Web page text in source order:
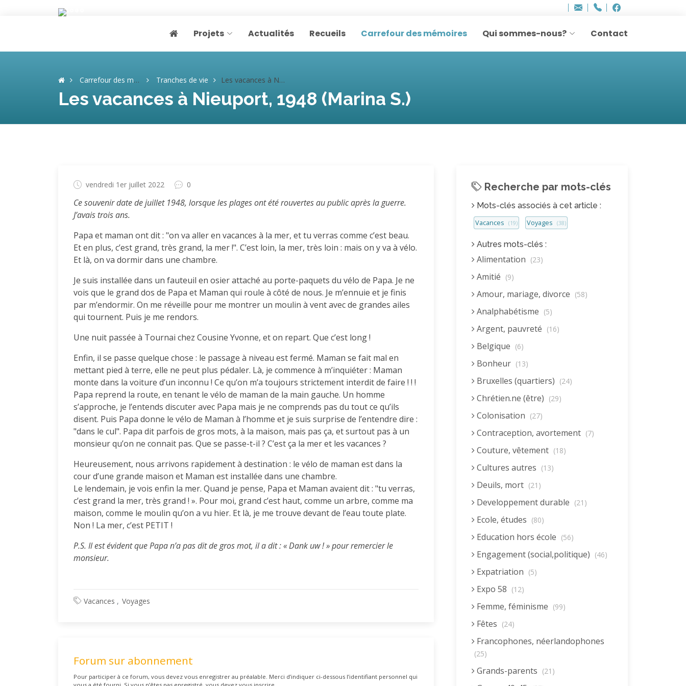
Adresse
mail
info..hâthe..
Tel.
Tel.
Page home
Projets Actualités Recueils Carrefour des mémoires Qui sommes-nous? Contact
Carrefour des mémoires Tranches de vie Les vacances à Nieuport, 1948 (Marina S.)
Les vacances à Nieuport, 1948 (Marina S.)
vendredi 1er juillet 2022 0
Ce souvenir date de juillet 1948, lorsque les plages ont été rouvertes au public après la guerre.
J’avais trois ans.
Papa et maman ont dit : "on va aller en vacances à la mer, et tu verras comme c’est beau.
Et en plus, c’est grand, très grand, la mer !". C’est loin, la mer, très loin : mais on y va à vélo.
Et là, on va dormir dans une chambre.
Je suis installée dans un fauteuil en osier attaché au porte-paquets du vélo de Papa. Je ne
vois que le grand dos de Papa et Maman qui roule à côté de nous. Je m’ennuie et je finis
par m’endormir. On me réveille pour me montrer un moulin à vent avec de grandes ailes
qui tournent. Puis je me rendors.
Une nuit passée à Tournai chez Cousine Yvonne, et on repart. Que c’est long !
Enfin, il se passe quelque chose : le passage à niveau est fermé. Maman se fait mal en
mettant pied à terre, elle ne peut plus pédaler. Là, je commence à m’inquiéter : Maman
monte dans la voiture d’un inconnu ! Ce qu’on m’a toujours strictement interdit de faire ! ! !
Papa reprend la route, en tenant le vélo de maman de la main gauche. Un homme
s’approche, je l’entends discuter avec Papa mais je ne comprends pas du tout ce qu’ils
disent. Puis Papa donne le vélo de Maman à l’homme et je suis surprise de l’entendre dire :
"dans le cul". Papa dit parfois de gros mots, à la maison, mais pas ça, et surtout pas à un
monsieur qu’on ne connait pas. Que se passe-t-il ? C’est ça la mer et les vacances ?
Heureusement, nous arrivons rapidement à destination : le vélo de maman est dans la
cour d’une grande maison et Maman est installée dans une chambre.
Le lendemain, je vois enfin la mer. Quand je pense, Papa et Maman avaient dit : "tu verras,
c’est grand la mer, très grand ! ». Pour moi, grand c’est haut, comme un arbre, comme ma
maison, comme le moulin qu’on a vu hier. Et là, je me trouve devant de l’eau toute plate.
Non ! La mer, c’est PETIT !
P.S. Il est évident que Papa n’a pas dit de gros mot, il a dit : « Dank uw ! » pour remercier le
monsieur.
Vacances Voyages
Forum sur abonnement
Pour participer à ce forum, vous devez vous enregistrer au préalable. Merci d’indiquer ci-dessous l’identifiant personnel qui
Recherche par mots-clés
Mots-clés associés à cet article :
Vacances (19) Voyages (38)
Autres mots-clés :
Alimentation (23)
Amitié (9)
Amour, mariage, divorce (58)
Analphabétisme (5)
Argent, pauvreté (16)
Belgique (6)
Bonheur (13)
Bruxelles (quartiers) (24)
Chrétien.ne (être) (29)
Colonisation (27)
Contraception, avortement (7)
Couture, vêtement (18)
Cultures autres (13)
Deuils, mort (21)
Developpement durable (21)
Ecole, études (80)
Education hors école (56)
Engagement (social,politique) (46)
Expatriation (5)
Expo 58 (12)
Femme, féminisme (99)
Fêtes (24)
Francophones, néerlandophones
(25)
Grands-parents (21)